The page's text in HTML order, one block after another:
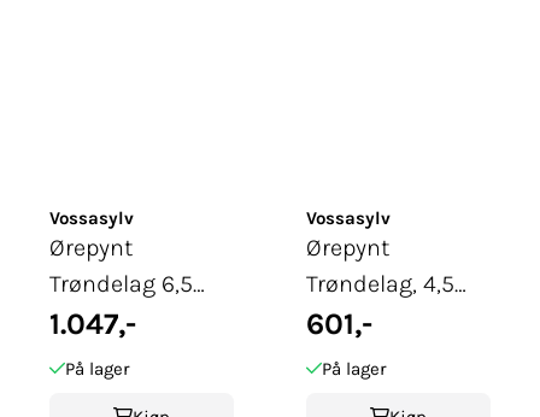
Vossasylv
Ørepynt
Trøndelag 6,5
cm, oksidert
1.047,-
På lager
Vossasylv
Ørepynt
Trøndelag, 4,5
cm, oksidert
601,-
På lager